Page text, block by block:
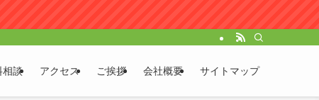
相談 アクセス ご挨拶 会社概要 サイトマップ